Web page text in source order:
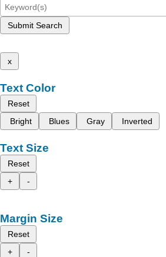
Submit Search
x
Text Color
Reset
Bright
Blues Gray Inverted
Text Size
Reset
+
-
Margin Size
Reset
+
-